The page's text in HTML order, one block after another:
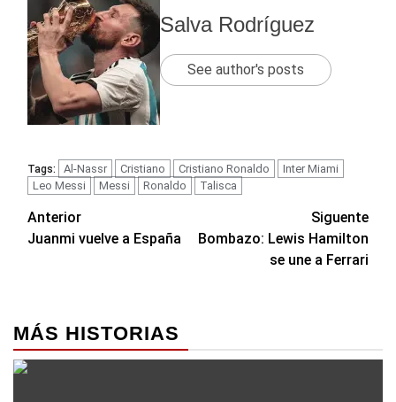
Salva Rodríguez
See author's posts
Tags: Al-Nassr Cristiano Cristiano Ronaldo
Inter Miami
Leo Messi
Messi Ronaldo Talisca
Navegación
de
Anterior
Juanmi vuelve a España
Siguente
Bombazo: Lewis Hamilton
se une a Ferrari
MÁS HISTORIAS